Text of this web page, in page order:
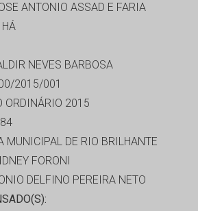
ANTONIO ASSAD E FARIA
HÁ
NEVES BARBOSA
2015/001
ORDINÁRIO 2015
MUNICIPAL DE RIO BRILHANTE
FORONI
DELFINO PEREIRA NETO